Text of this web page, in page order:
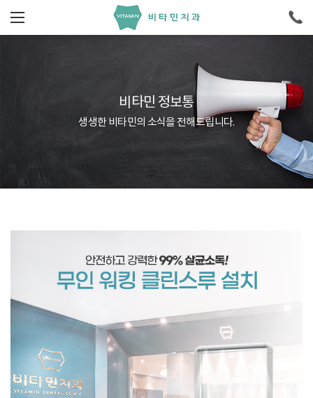
비타민 정보통
생생한 비타민의 소식을 전해드립니다.